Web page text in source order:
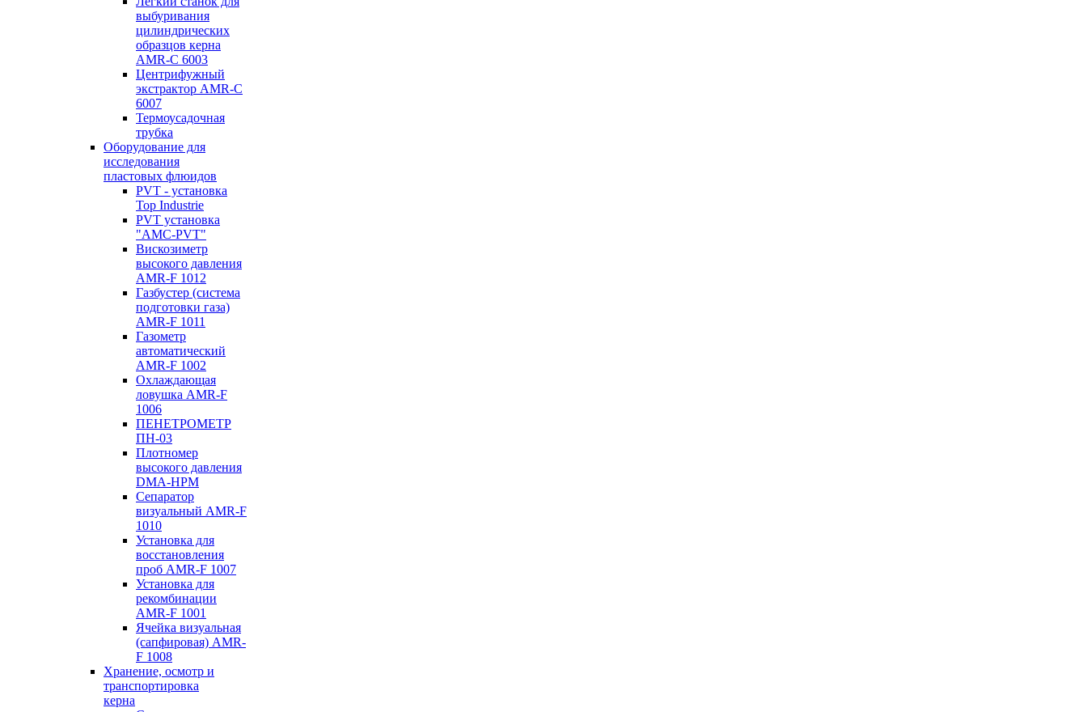
выбуривания
цилиндрических
образцов керна
AMR-C 6003
Центрифужный
экстрактор AMR-C
6007
Термоусадочная
трубка
Оборудование для
исследования
пластовых флюидов
PVT - установка
Top Industrie
PVT установка
"AMC-PVT"
Вискозиметр
высокого давления
AMR-F 1012
Газбустер (система
подготовки газа)
AMR-F 1011
Газометр
автоматический
AMR-F 1002
Охлаждающая
ловушка AMR-F
1006
ПЕНЕТРОМЕТР
ПН-03
Плотномер
высокого давления
DMA-HPM
Сепаратор
визуальный AMR-F
1010
Установка для
восстановления
проб AMR-F 1007
Установка для
рекомбинации
AMR-F 1001
Ячейка визуальная
(сапфировая) AMR-
F 1008
Хранение, осмотр и
транспортировка
керна